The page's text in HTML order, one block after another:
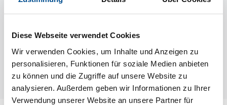
Diese Webseite verwendet Cookies
Wir verwenden Cookies, um Inhalte und Anzeigen zu
personalisieren, Funktionen für soziale Medien anbieten
zu können und die Zugriffe auf unsere Website zu
analysieren. Außerdem geben wir Informationen zu Ihrer
Verwendung unserer Website an unsere Partner für